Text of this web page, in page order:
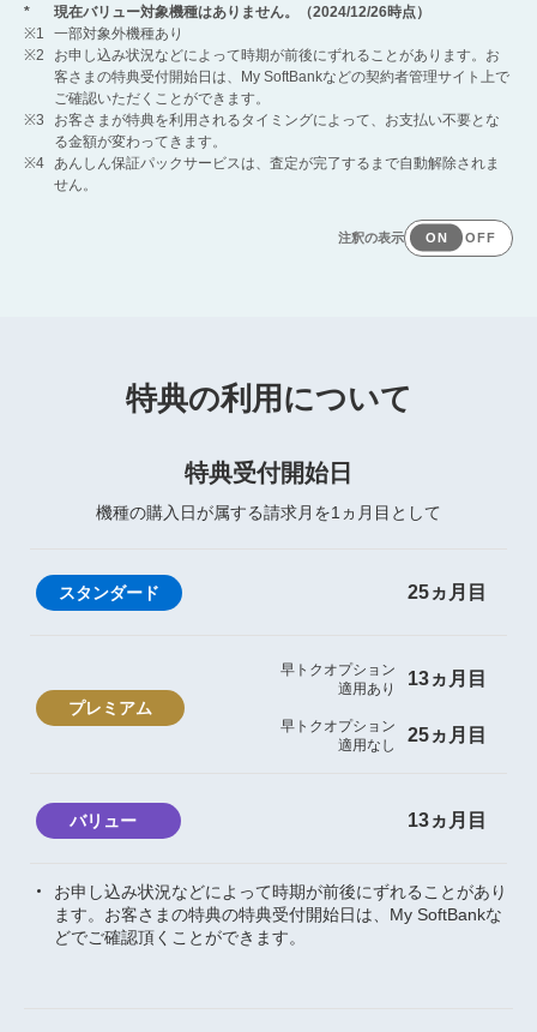
*
現在バリュー対象機種はありません。（2024/12/26時点）
※1
一部対象外機種あり
※2
お申し込み状況などによって時期が前後にずれることがあります。お
客さまの特典受付開始日は、My SoftBankなどの契約者管理サイト上で
ご確認いただくことができます。
※3
お客さまが特典を利用されるタイミングによって、お支払い不要とな
る金額が変わってきます。
※4
あんしん保証パックサービスは、査定が完了するまで自動解除されま
せん。
特典の利用について
特典受付開始日
機種の購入日が属する請求月を1ヵ月目として
25ヵ月目
早トクオプション
適用あり
13ヵ月目
早トクオプション
適用なし
25ヵ月目
13ヵ月目
お申し込み状況などによって時期が前後にずれることがあり
ます。お客さまの特典の特典受付開始日は、My SoftBankな
どでご確認頂くことができます。